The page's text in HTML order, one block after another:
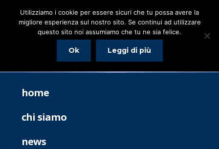
home
chi siamo
news
Utilizziamo i cookie per essere sicuri che tu possa avere la
migliore esperienza sul nostro sito. Se continui ad utilizzare
questo sito noi assumiamo che tu ne sia felice.
Ok Leggi di più